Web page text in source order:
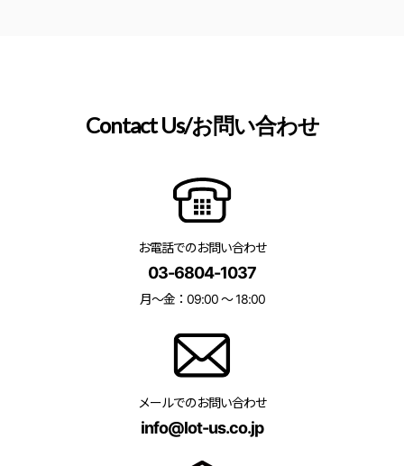
Contact Us/お問い合わせ
お電話でのお問い合わせ
03-6804-1037
月〜金：09:00 〜 18:00
メールでのお問い合わせ
info@lot-us.co.jp